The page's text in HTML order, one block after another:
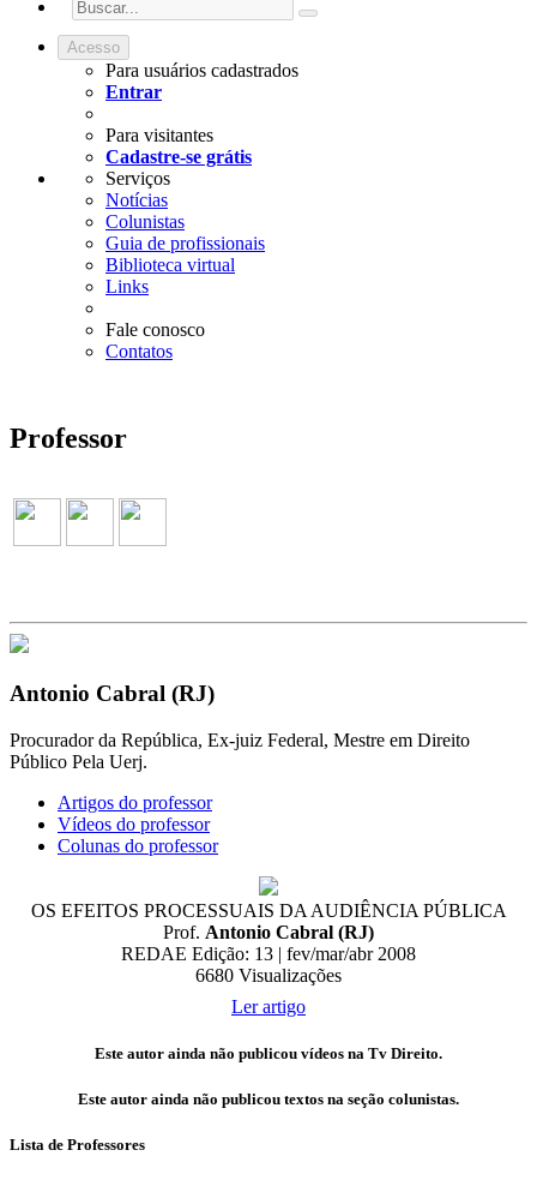
Acesso
Para usuários cadastrados
Entrar
Para visitantes
Cadastre-se grátis
Serviços
Notícias
Colunistas
Guia de profissionais
Biblioteca virtual
Links
Fale conosco
Contatos
Professor
Antonio Cabral (RJ)
Procurador da República, Ex-juiz Federal, Mestre em Direito
Público Pela Uerj.
Artigos do professor
Vídeos do professor
Colunas do professor
OS EFEITOS PROCESSUAIS DA AUDIÊNCIA PÚBLICA
Prof. Antonio Cabral (RJ)
REDAE Edição: 13 | fev/mar/abr 2008
6680 Visualizações
Ler artigo
Este autor ainda não publicou vídeos na Tv Direito.
Este autor ainda não publicou textos na seção colunistas.
Lista de Professores